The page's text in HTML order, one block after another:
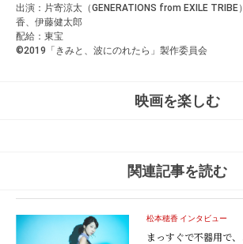
出演：片寄涼太（GENERATIONS from EXILE
香、伊藤健太郎
配給：東宝
©️2019「きみと、波にのれたら」製作委員会
映画を楽しむ
関連記事を読む
松本穂香 インタビュー
まっすぐで不器用で、